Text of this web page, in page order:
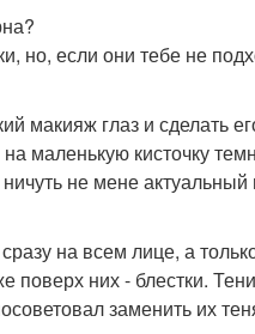
но, если они тебе не
макияж глаз и сделать
маленькую кисточку
не мене
на всем лице, а
них - блестки.
заменить их